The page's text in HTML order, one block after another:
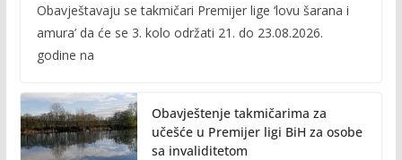
e
b
o
k
ittai p
n
k
Obavještavaju se takmičari Premijer lige ‘lovu šarana i
amura’ da će se 3. kolo održati 21. do 23.08.2026.
godine na
Obavještenje takmičarima za
učešće u Premijer ligi BiH za osobe
sa invaliditetom